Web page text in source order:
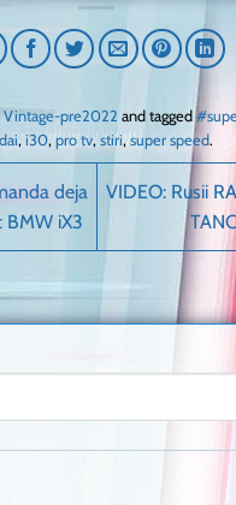
Vintage-pre2022 and tagged
, i30, pro tv, stiri,super speed.
deja
BMW iX3
VIDEO: Rusii